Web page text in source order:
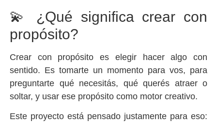
💫 ¿Qué significa crear con
propósito?
Crear con propósito es elegir hacer algo con
sentido. Es tomarte un momento para vos, para
preguntarte qué necesitás, qué querés atraer o
soltar, y usar ese propósito como motor creativo.
Este proyecto está pensado justamente para eso: